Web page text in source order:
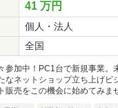
41 万円
個人・法人
全国
参加中！PC1台で新規事業。
なネットショップ立ち上げビ
販売をこの機会に始めてみま